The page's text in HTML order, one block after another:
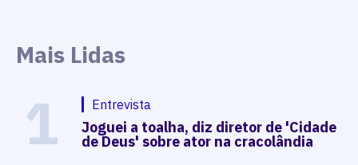
Mais Lidas
1 Entrevista
Joguei a toalha, diz diretor de 'Cidade
de Deus' sobre ator na cracolândia